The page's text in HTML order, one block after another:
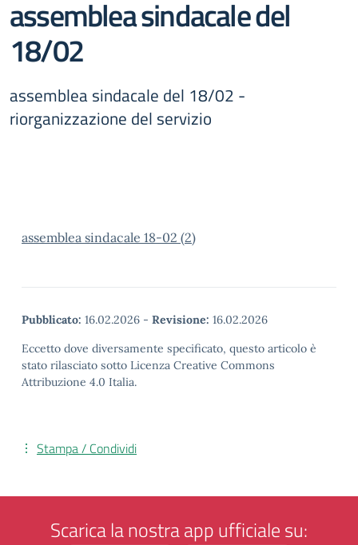
assemblea sindacale del
18/02
assemblea sindacale del 18/02 -
riorganizzazione del servizio
assemblea sindacale 18-02 (2)
Pubblicato: 16.02.2026 - Revisione: 16.02.2026
Eccetto dove diversamente specificato, questo articolo è
stato rilasciato sotto Licenza Creative Commons
Attribuzione 4.0 Italia.
Stampa / Condividi
Scarica la nostra app ufficiale su: